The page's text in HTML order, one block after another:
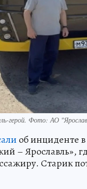
герой. Фото: АО
об инциденте в
– Ярославль»,
Старик